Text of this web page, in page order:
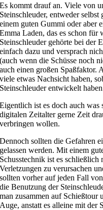
Es kommt drauf an. Viele von
Steinschleuder, entweder
einem guten Gummi oder aber
Emma Laden, das es schon
Steinschleuder gehörte bei der
einfach dazu und versprach
(auch wenn die Schüsse noch
auch einen großen Spaßfaktor.
viele etwas Nachsicht haben,
Steinschleuder entwickelt
Eigentlich ist es doch auch
digitalen Zeitalter gerne Zeit
verbringen wollen.
Dennoch sollten die Gefahren
gelassen werden. Mit einem
Schusstechnik ist es schließlich
Verletzungen zu verursachen
sollten vorher auf jeden Fall
die Benutzung der
man zusammen auf
Auge, anstatt es alleine mit der